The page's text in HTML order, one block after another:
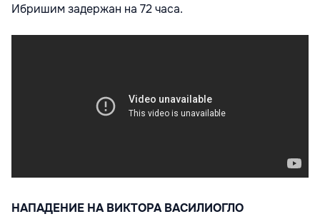
Ибришим задержан на 72 часа.
НАПАДЕНИЕ НА ВИКТОРА ВАСИЛИОГЛО